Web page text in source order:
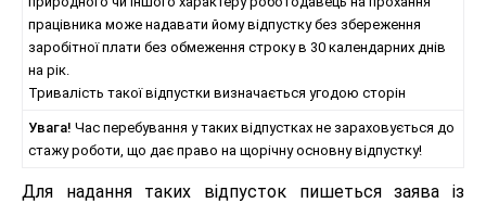
працівника може надавати йому відпустку без збереження
заробітної плати без обмеження строку в 30 календарних днів
на рік.
Тривалість такої відпустки визначається угодою сторін
Увага! Час перебування у таких відпустках не зараховується до
стажу роботи, що дає право на щорічну основну відпустку!
Для надання таких відпусток пишеться заява із